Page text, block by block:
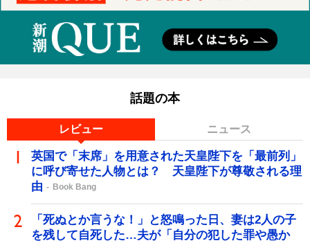
話題の本
レビュー ニュース
英国で「末席」を用意された天皇陛下を「最前列」
に呼び寄せた人物とは？ 天皇陛下が尊敬される理
由
Book Bang
「死ぬとか言うな！」と怒鳴った日、妻は2人の子
を残して自死した…夫が「自分の犯した罪や愚か